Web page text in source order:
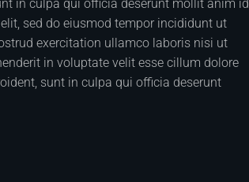
in culpa qui officia deserunt mollit anim id
sed do eiusmod tempor incididunt ut
exercitation ullamco laboris nisi ut
in voluptate velit esse cillum dolore
sunt in culpa qui officia deserunt